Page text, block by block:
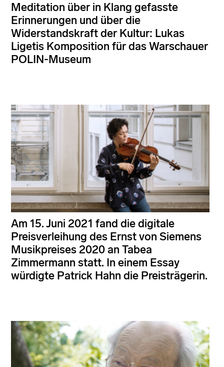
Meditation über in Klang gefasste
Erinnerungen und über die
Widerstandskraft der Kultur: Lukas
Ligetis Komposition für das Warschauer
POLIN-Museum
Am 15. Juni 2021 fand die digitale
Preisverleihung des Ernst von Siemens
Musikpreises 2020 an Tabea
Zimmermann statt. In einem Essay
würdigte Patrick Hahn die Preisträgerin.